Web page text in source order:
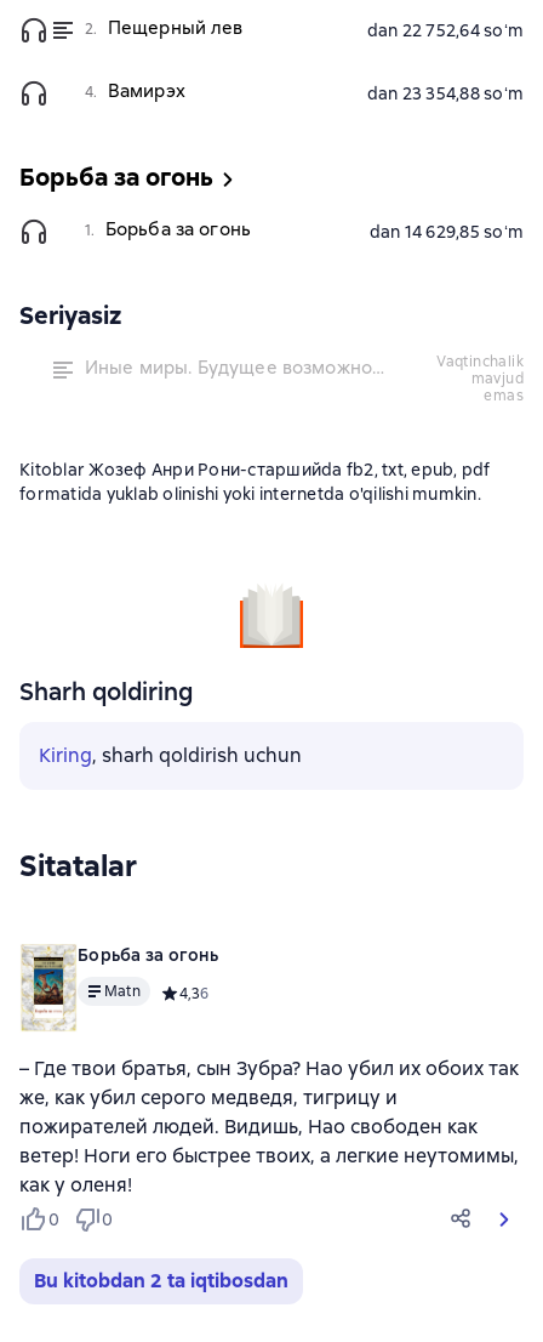
2. Пещерный лев dan 22 752,64 soʻm
4. Вамирэх dan 23 354,88 soʻm
Борьба за огонь
1. Борьба за огонь dan 14 629,85 soʻm
Seriyasiz
Иные миры. Будущее возможно…
vaqtinchalik
mavjud
emas
Kitoblar Жозеф Анри Рони-старшийda fb2, txt, epub, pdf
formatida yuklab olinishi yoki internetda o'qilishi mumkin.
Sharh qoldiring
Kiring, sharh qoldirish uchun
Sitatalar
Борьба за огонь
Matn Средний рейтинг 4,3 на основе 6 оценок
4,36
– Где твои братья, сын Зубра? Нао убил их обоих так
же, как убил серого медведя, тигрицу и
пожирателей людей. Видишь, Нао свободен как
ветер! Ноги его быстрее твоих, а легкие неутомимы,
как у оленя!
0 0
Bu kitobdan 2 ta iqtibosdan